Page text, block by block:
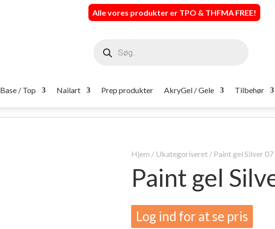
Alle vores produkter er TPO & THFMA FREE!
search
Base / Top Nailart Prep produkter AkryGel / Gele Tilbehør
Hjem / Ukategoriseret / Paint gel Silver 07
Paint gel
Log ind for at se pris